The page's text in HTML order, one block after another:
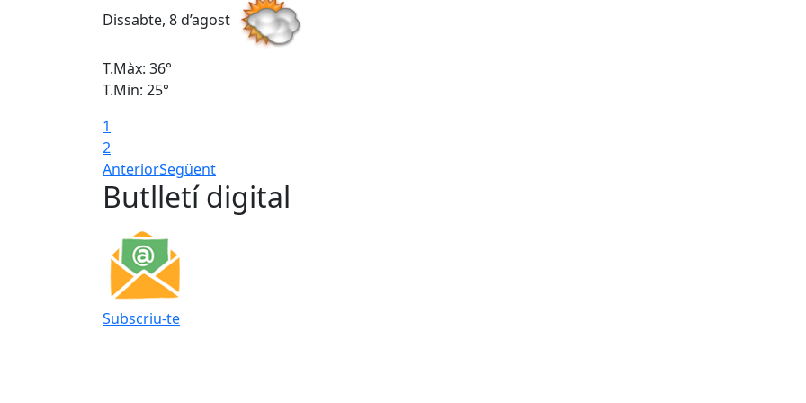
Dissabte, 8 d’agost
T.Màx: 36°
T.Min: 25°
1
2
AnteriorSegüent
Butlletí digital
Subscriu-te